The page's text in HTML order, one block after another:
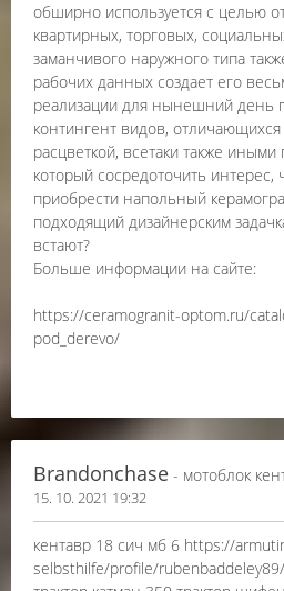
обширно используется с целью
квартирных, торговых,
заманчивого наружного типа
рабочих данных создает его
реализации для нынешний день
контингент видов,
расцветкой, всетаки также
который сосредоточить интерес,
приобрести напольный
подходящий дизайнерским
встают?
Больше информации на сайте:
https://ceramogranit-optom.ru/
pod_derevo/
Brandonchase - мотоблок
15. 10. 2021 19:32
кентавр 18 сич мб 6 https://
selbsthilfe/profile/